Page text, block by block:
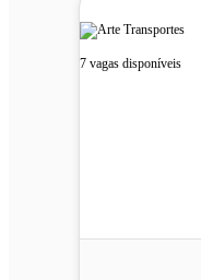
7 vagas disponíveis